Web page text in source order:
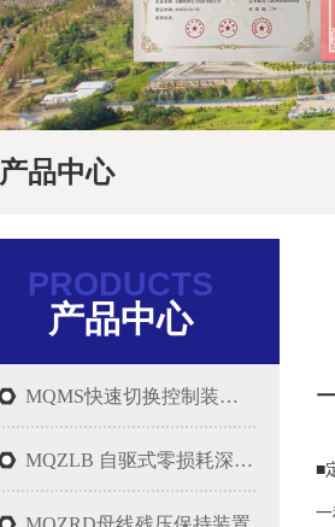
产品中心
PRODUCTS
产品中心
MQMS快速切换控制装置（双电源快切装置）
MQZLB 自驱式零损耗深度限流装置 ■